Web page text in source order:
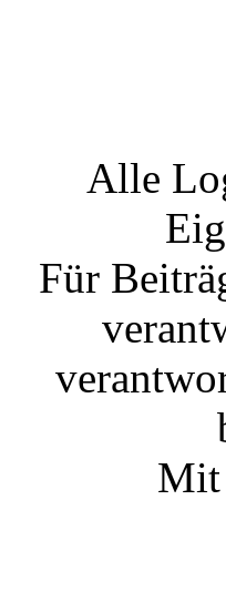
Alle
Für
Mit